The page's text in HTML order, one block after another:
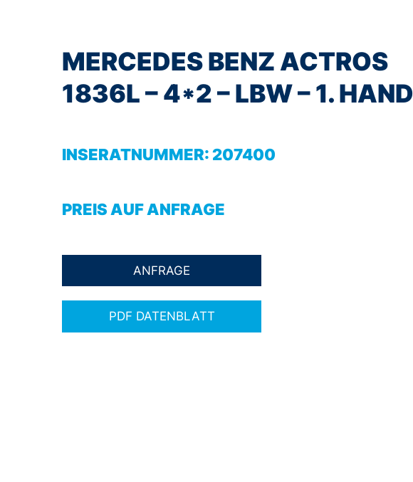
MERCEDES BENZ ACTROS
1836L – 4*2 – LBW – 1. HAND
INSERATNUMMER:207400
PREIS AUF ANFRAGE
PDF DATENBLATT